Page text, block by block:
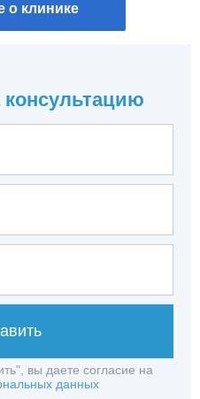
о клинике
консультацию
вы даете согласие на
данных